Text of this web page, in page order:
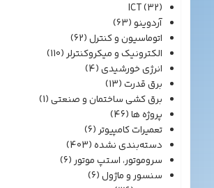
ICT(32)
آردوینو(63)
اتوماسیون و کنترل(62)
الکترونیک و میکروکنترلر(110)
انرژی خورشیدی(4)
برق قدرت(13)
برق کشی ساختمان و صنعتی(1)
پروژه ها(46)
تعمیرات کامپیوتر(6)
دسته‌بندی نشده(403)
سروموتور، استپ موتور(6)
سنسور و ماژول(6)